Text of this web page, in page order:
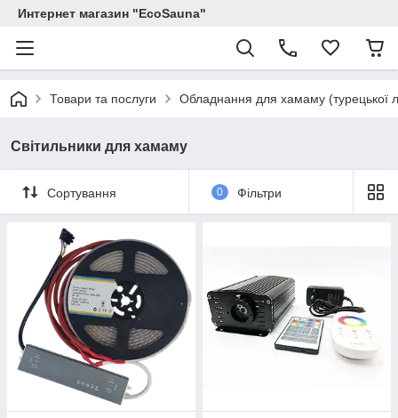
Интернет магазин "EcoSauna"
Товари та послуги Обладнання для хамаму (турецької
Світильники для хамаму
Сортування 0 Фільтри